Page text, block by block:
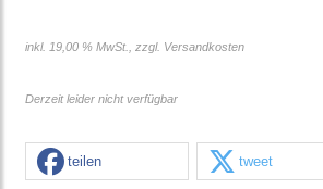
inkl. 19,00 % MwSt., zzgl. Versandkosten
Derzeit leider nicht verfügbar
teilen tweet